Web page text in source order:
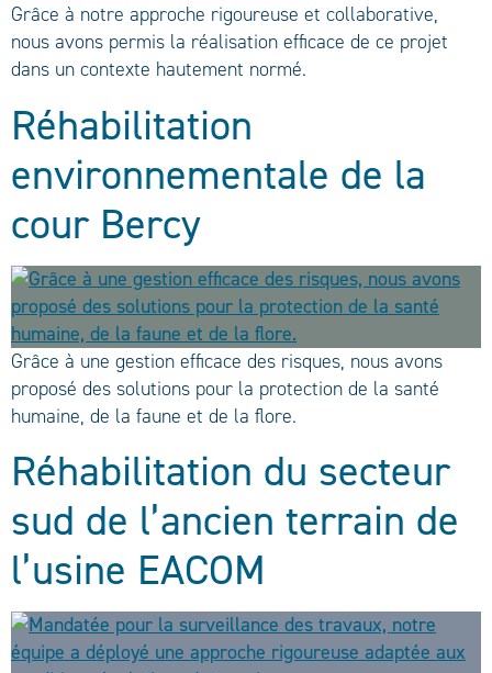
Grâce à notre approche rigoureuse et collaborative,
nous avons permis la réalisation efficace de ce projet
dans un contexte hautement normé.
Réhabilitation
environnementale de la
cour Bercy
Grâce à une gestion efficace des risques, nous avons
proposé des solutions pour la protection de la santé
humaine, de la faune et de la flore.
Réhabilitation du secteur
sud de l’ancien terrain de
l’usine EACOM